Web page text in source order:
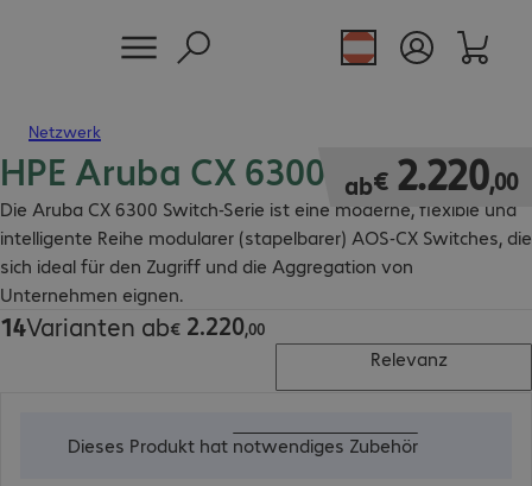
Netzwerk
HPE Aruba CX 6300 Switch
Die Aruba CX 6300 Switch-Serie ist eine moderne, flexible und
intelligente Reihe modularer (stapelbarer) AOS-CX Switches, die
sich ideal für den Zugriff und die Aggregation von
Unternehmen eignen.
ab€ 2.220,00
€ 2.220,00
14Varianten ab€ 2.220,00
€ 2.220,00
Relevanz
Dieses Produkt hat notwendiges Zubehör